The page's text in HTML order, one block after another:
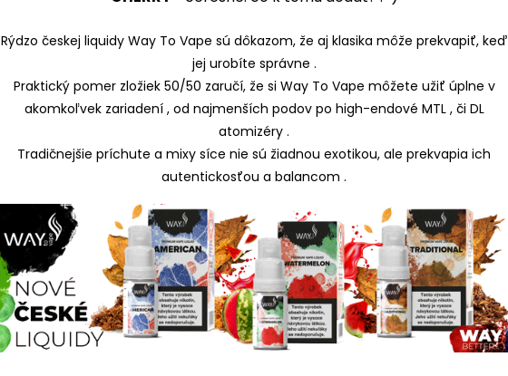
Rýdzo českej liquidy Way To Vape sú dôkazom, že aj klasika môže prekvapiť, keď
jej urobíte správne .
Praktický pomer zložiek 50/50 zaručí, že si Way To Vape môžete užiť úplne v
akomkoľvek zariadení , od najmenších podov po high-endové MTL , či DL
atomizéry .
Tradičnejšie príchute a mixy síce nie sú žiadnou exotikou, ale prekvapia ich
autentickosťou a balancom .